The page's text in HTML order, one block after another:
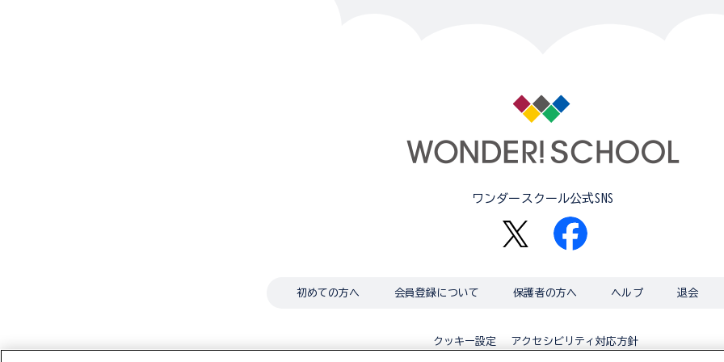
ワンダースクール公式SNS
初めての方へ 会員登録について 保護者の方へ ヘルプ 退会
クッキー設定 アクセシビリティ対応方針